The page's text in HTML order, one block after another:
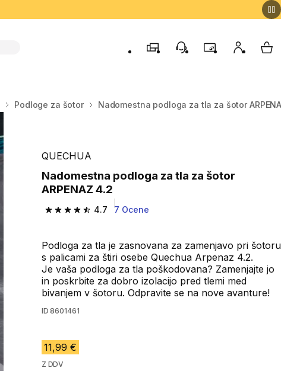
TrgovinePodporo strankam
ProgramMoj račun
Podloge za šotor Nadomestna podloga za tla za šotor
QUECHUA
Nadomestna podloga za tla za šotor
ARPENAZ 4.2
4.7
4.7 od 5 zvezdic from 7 ocene
7 Ocene
Podloga za tla je zasnovana za zamenjavo pri šotoru
s palicami za štiri osebe Quechua Arpenaz 4.2.
Je vaša podloga za tla poškodovana? Zamenjajte jo
in poskrbite za dobro izolacijo pred tlemi med
bivanjem v šotoru. Odpravite se na nove avanture!
ID 8601461
11,99 €
Z DDV